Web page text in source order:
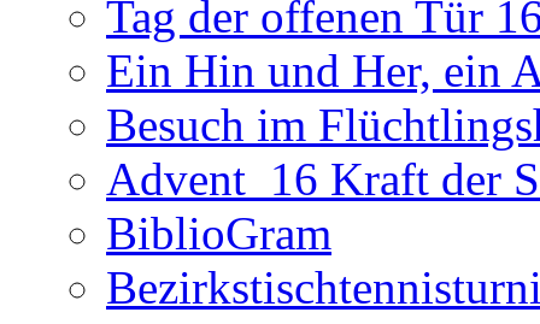
Tag der offenen Tür
Ein Hin und Her, ein
Besuch im
Advent_16 Kraft der
BiblioGram